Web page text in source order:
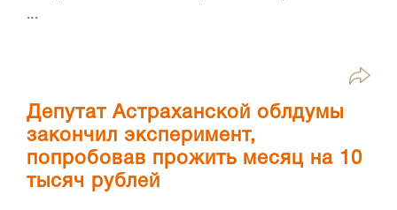
...
Депутат Астраханской облдумы
закончил эксперимент,
попробовав прожить месяц на 10
тысяч рублей